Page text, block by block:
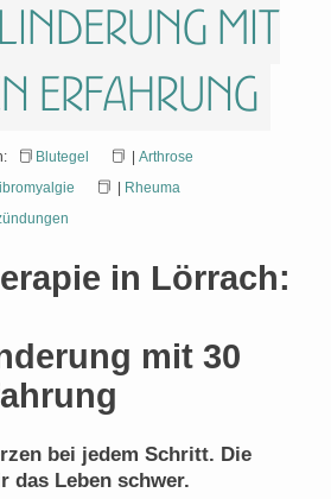
mit
Erfahrung
Blutegel | Arthrose
| Rheuma
in Lörrach:
mit 30
bei jedem Schritt. Die
das Leben schwer.